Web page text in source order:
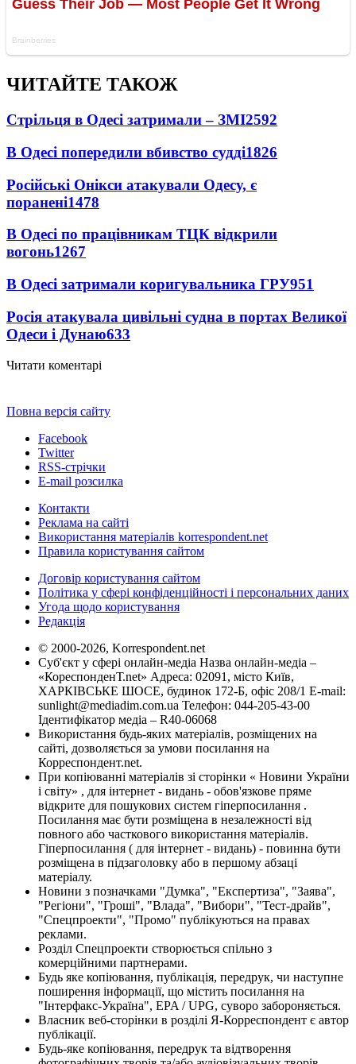
ЧИТАЙТЕ ТАКОЖ
Стрільця в Одесі затримали – ЗМІ2592
В Одесі попередили вбивство судді1826
Російські Онікси атакували Одесу, є
поранені1478
В Одесі по працівникам ТЦК відкрили
вогонь1267
В Одесі затримали коригувальника ГРУ951
Росія атакувала цивільні судна в портах Великої
Одеси і Дунаю633
Читати коментарі
Повна версія сайту
Facebook
Twitter
RSS-стрічки
E-mail розсилка
Контакти
Реклама на сайті
Використання матеріалів korrespondent.net
Правила користування сайтом
Договір користування сайтом
Політика у сфері конфіденційності і персональних даних
Угода щодо користування
Редакція
© 2000-2026, Korrespondent.net
Суб'єкт у сфері онлайн-медіа Назва онлайн-медіа –
«КореспонденТ.net» Адреса: 02091, місто Київ,
ХАРКІВСЬКЕ ШОСЕ, будинок 172-Б, офіс 208/1 E-mail:
sunlight@mediadim.com.ua Телефон: 044-205-43-00
Ідентифікатор медіа – R40-06068
Використання будь-яких матеріалів, розміщених на
сайті, дозволяється за умови посилання на
Корреспондент.net.
При копіюванні матеріалів зі сторінки « Новини України
і світу» , для інтернет - видань - обов'язкове пряме
відкрите для пошукових систем гіперпосилання .
Посилання має бути розміщена в незалежності від
повного або часткового використання матеріалів.
Гіперпосилання ( для інтернет - видань) - повинна бути
розміщена в підзаголовку або в першому абзаці
матеріалу.
Новини з позначками "Думка", "Експертиза", "Заява",
"Регіони", "Гроші", "Влада", "Вибори", "Тест-драйв",
"Спецпроекти", "Промо" публікуються на правах
реклами.
Розділ Спецпроекти створюється спільно з
комерційними партнерами.
Будь яке копіювання, публікація, передрук, чи наступне
поширення інформації, що містить посилання на
"Інтерфакс-Україна", EPA / UPG, суворо забороняється.
Власник веб-сторінки в розділі Я-Корреспондент є автор
публікації.
Будь-яке копіювання, передрук та відтворення